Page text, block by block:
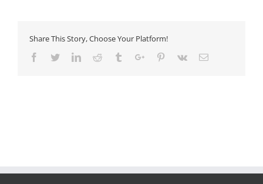
Share This Story, Choose Your Platform!
Facebook
TwitterLinkedinReddit TumblrGoogle+Pinterest
Vk Email